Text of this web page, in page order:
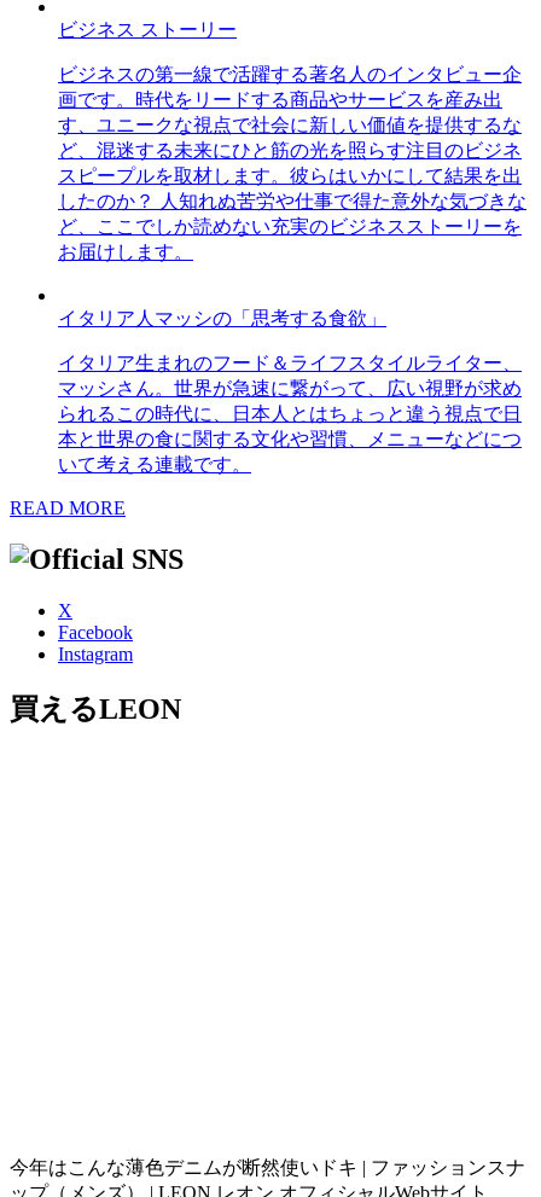
ビジネス ストーリー
ビジネスの第一線で活躍する著名人のインタビュー企
画です。時代をリードする商品やサービスを産み出
す、ユニークな視点で社会に新しい価値を提供するな
ど、混迷する未来にひと筋の光を照らす注目のビジネ
スピープルを取材します。彼らはいかにして結果を出
したのか？ 人知れぬ苦労や仕事で得た意外な気づきな
ど、ここでしか読めない充実のビジネスストーリーを
お届けします。
イタリア人マッシの「思考する食欲」
イタリア生まれのフード＆ライフスタイルライター、
マッシさん。世界が急速に繋がって、広い視野が求め
られるこの時代に、日本人とはちょっと違う視点で日
本と世界の食に関する文化や習慣、メニューなどにつ
いて考える連載です。
READ MORE
X
Facebook
Instagram
買えるLEON
今年はこんな薄色デニムが断然使いドキ | ファッションスナ
ップ（メンズ） | LEON レオン オフィシャルWebサイト